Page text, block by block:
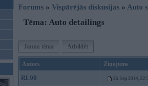
Forums » Vispārējās diskusijas » Auto
Tēma: Auto detailings
Jauna tēma Atbildēt
Autors Ziņojums
RL90 26. Sep 2014,